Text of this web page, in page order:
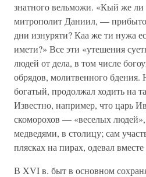
знатного вельможи. «Кый же
митрополит Даниил, —
дни изнуряти? Каа же ти нужа
имети?» Все эти «утешения
людей от дела, в том числе
обрядов, молитвенного бдения.
богатый, продолжал ходить на
Известно, например, что царь
скоморохов — «веселых
медведями, в столицу; сам
плясках на пирах, одевал
В XVI в. быт в основном